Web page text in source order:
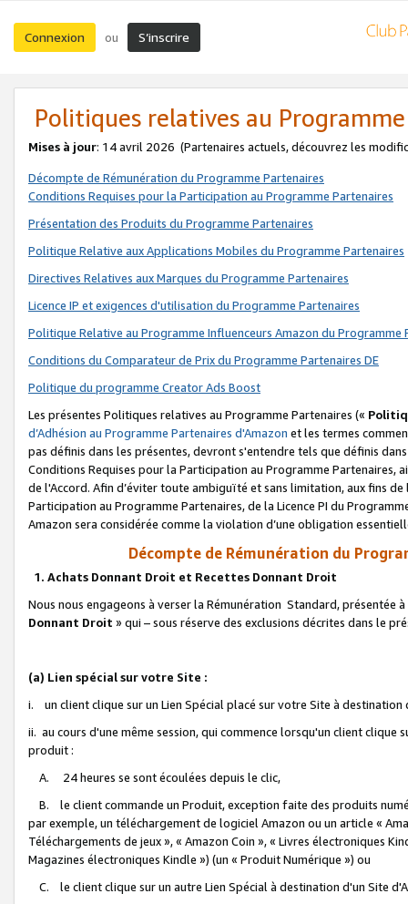
Connexion ou S’inscrire
Politiques relatives au
Mises à jour: 14 avril 2026 (Partenaires actuels, découvrez les
Décompte de Rémunération du Programme Partenaires
Conditions Requises pour la Participation au Programme Partenaires
Présentation des Produits du Programme Partenaires
Politique Relative aux Applications Mobiles du Programme Partenaires
Directives Relatives aux Marques du Programme Partenaires
Licence IP et exigences d'utilisation du Programme Partenaires
Politique Relative au Programme Influenceurs Amazon du Programme
Conditions du Comparateur de Prix du Programme Partenaires DE
Politique du programme Creator Ads Boost
Les présentes Politiques relatives au Programme Partenaires («
d’Adhésion au Programme Partenaires d'Amazon et les termes
pas définis dans les présentes, devront s'entendre tels que définis
Conditions Requises pour la Participation au Programme Partenaires,
de l'Accord. Afin d’éviter toute ambiguïté et sans limitation, aux fins
Participation au Programme Partenaires, de la Licence PI du
Amazon sera considérée comme la violation d’une obligation
Décompte de Rémunération du
1. Achats Donnant Droit et Recettes Donnant Droit
Nous nous engageons à verser la Rémunération Standard, présentée
Donnant Droit » qui – sous réserve des exclusions décrites dans le
(a) Lien spécial sur votre Site :
i. un client clique sur un Lien Spécial placé sur votre Site à destination
ii. au cours d'une même session, qui commence lorsqu'un client
produit :
A. 24 heures se sont écoulées depuis le clic,
B. le client commande un Produit, exception faite des produits
par exemple, un téléchargement de logiciel Amazon ou un article «
Téléchargements de jeux », « Amazon Coin », « Livres électroniques
Magazines électroniques Kindle ») (un « Produit Numérique ») ou
C. le client clique sur un autre Lien Spécial à destination d'un Site